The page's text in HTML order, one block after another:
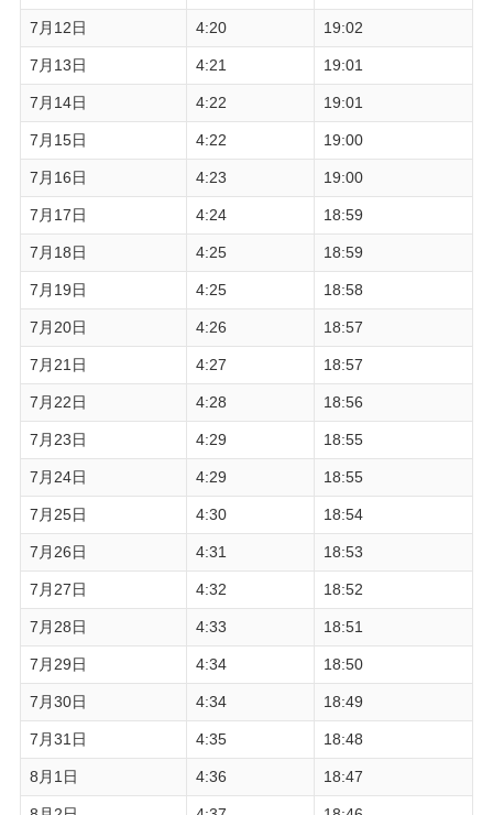
7月12日 4:20 19:02
7月13日 4:21 19:01
7月14日 4:22 19:01
7月15日 4:22 19:00
7月16日 4:23 19:00
7月17日 4:24 18:59
7月18日 4:25 18:59
7月19日 4:25 18:58
7月20日 4:26 18:57
7月21日 4:27 18:57
7月22日 4:28 18:56
7月23日 4:29 18:55
7月24日 4:29 18:55
7月25日 4:30 18:54
7月26日 4:31 18:53
7月27日 4:32 18:52
7月28日 4:33 18:51
7月29日 4:34 18:50
7月30日 4:34 18:49
7月31日 4:35 18:48
8月1日 4:36 18:47